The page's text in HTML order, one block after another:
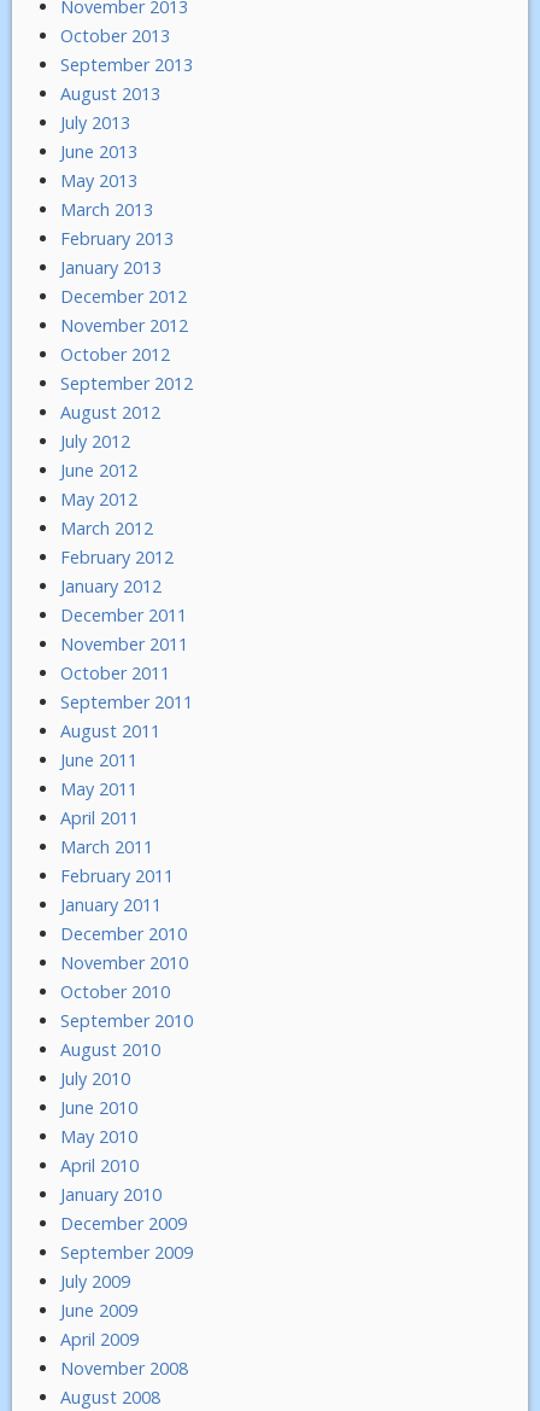
November 2013
October 2013
September 2013
August 2013
July 2013
June 2013
May 2013
March 2013
February 2013
January 2013
December 2012
November 2012
October 2012
September 2012
August 2012
July 2012
June 2012
May 2012
March 2012
February 2012
January 2012
December 2011
November 2011
October 2011
September 2011
August 2011
June 2011
May 2011
April 2011
March 2011
February 2011
January 2011
December 2010
November 2010
October 2010
September 2010
August 2010
July 2010
June 2010
May 2010
April 2010
January 2010
December 2009
September 2009
July 2009
June 2009
April 2009
November 2008
August 2008